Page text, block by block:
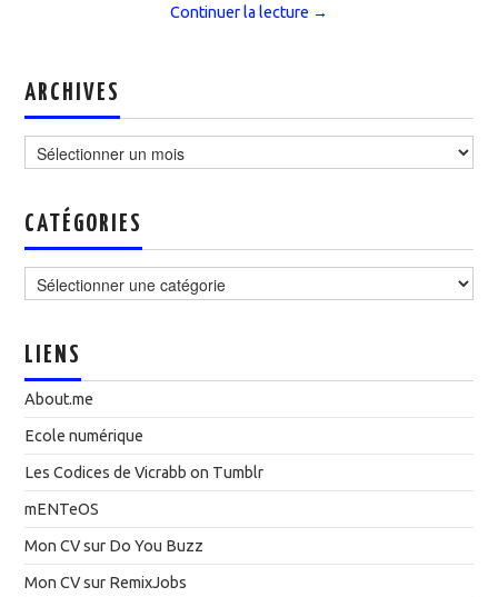
Continuer la lecture →
ARCHIVES
CATÉGORIES
LIENS
About.me
Ecole numérique
Les Codices de Vicrabb on Tumblr
mENTeOS
Mon CV sur Do You Buzz
Mon CV sur RemixJobs